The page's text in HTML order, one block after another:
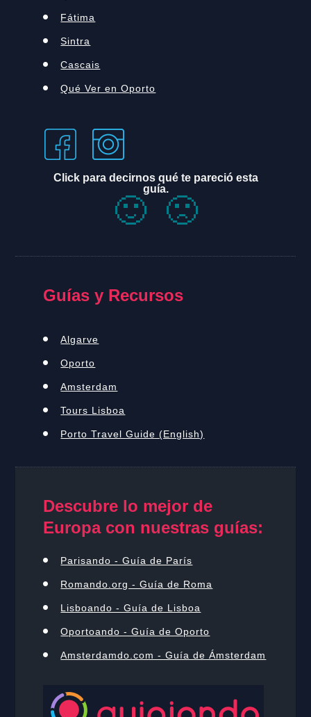
Fátima
Sintra
Cascais
Qué Ver en Oporto
Click para decirnos qué te pareció esta
guía.
🙂 🙁
Guías y Recursos
Algarve
Oporto
Amsterdam
Tours Lisboa
Porto Travel Guide (English)
Descubre lo mejor de
Europa con nuestras guías:
Parisando - Guía de París
Romando.org - Guía de Roma
Lisboando - Guía de Lisboa
Oportoando - Guía de Oporto
Amsterdamdo.com - Guía de Ámsterdam